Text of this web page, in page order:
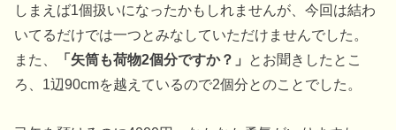
しまえば1個扱いになったかもしれませんが、今回は結わ
いてるだけでは一つとみなしていただけませんでした。
また、
「矢筒も荷物2個分ですか？」 とお聞きしたとこ
ろ、1辺90cmを越えているので2個分とのことでした。